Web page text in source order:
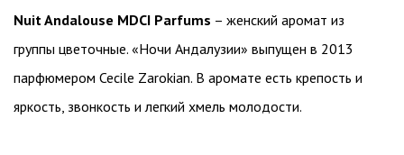
Nuit Andalouse MDCI Parfums – женский аромат из
группы цветочные. «Ночи Андалузии» выпущен в 2013
парфюмером Cecile Zarokian. В аромате есть крепость и
яркость, звонкость и легкий хмель молодости.